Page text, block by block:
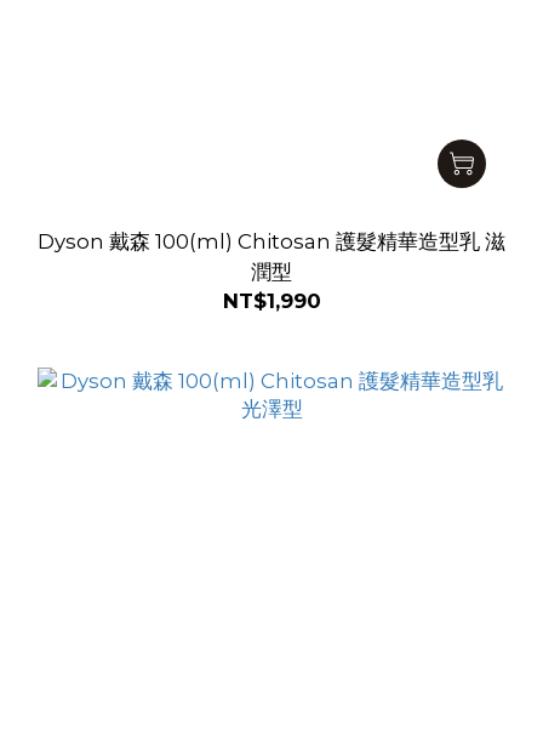
Dyson 戴森 100(ml) Chitosan 護髮精華造型乳 滋
潤型
NT$1,990